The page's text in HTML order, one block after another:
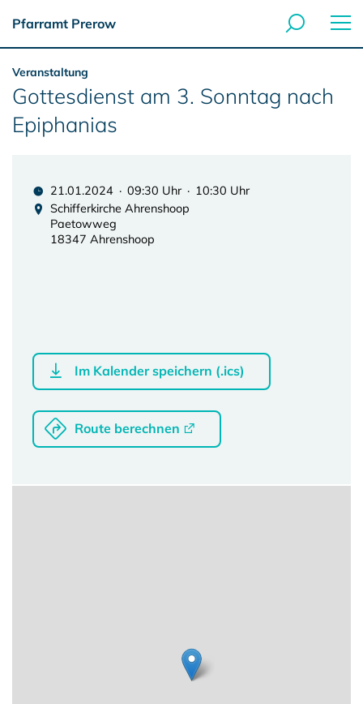
Pfarramt Prerow
Veranstaltung
Gottesdienst am 3. Sonntag nach
Epiphanias
21.01.2024 · 09:30 Uhr · 10:30 Uhr
Schifferkirche Ahrenshoop
Paetowweg
18347 Ahrenshoop
Im Kalender speichern (.ics)
Route berechnen